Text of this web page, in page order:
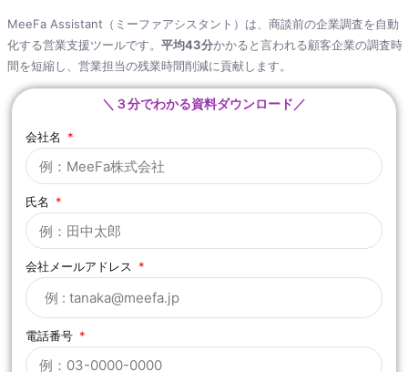
MeeFa Assistant（ミーファアシスタント）は、商談前の企業調査を自動
化する営業支援ツールです。 平均43分かかると言われる顧客企業の調査時
間を短縮し、営業担当の残業時間削減に貢献します。
＼３分でわかる資料ダウンロード／
会社名
氏名
会社メールアドレス
電話番号